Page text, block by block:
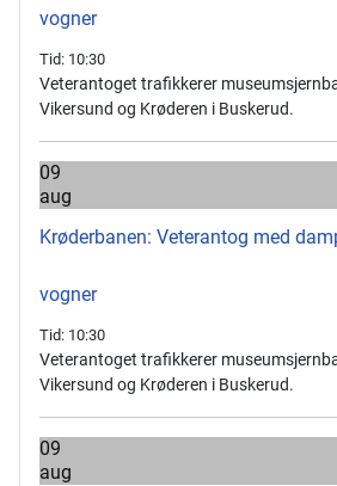
vogner
Tid: 10:30
Veterantoget trafikkerer
Vikersund og Krøderen i Buskerud.
09
aug
Krøderbanen: Veterantog med
vogner
Tid: 10:30
Veterantoget trafikkerer
Vikersund og Krøderen i Buskerud.
09
aug